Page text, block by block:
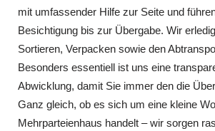
mit umfassender Hilfe zur Seite und
Besichtigung bis zur Übergabe. Wir
Sortieren, Verpacken sowie den
Besonders essentiell ist uns eine
Abwicklung, damit Sie immer den die
Ganz gleich, ob es sich um eine kleine
Mehrparteienhaus handelt – wir sorgen